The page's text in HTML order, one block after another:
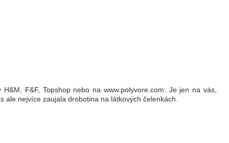
F&F, Topshop nebo na www.polyvore.com. Je jen na vás,
ale nejvíce zaujala drobotina na látkových čelenkách.